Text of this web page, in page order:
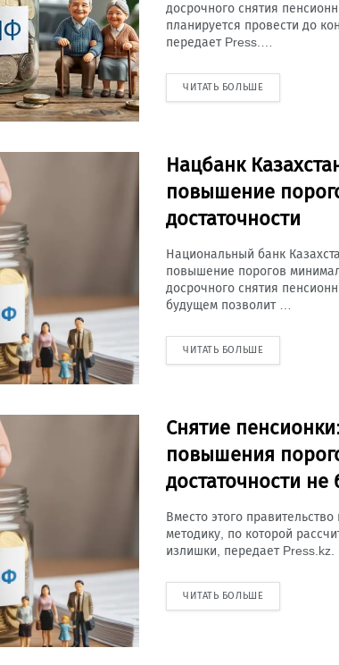
досрочного снятия
планируется провести до
передает Press.…
ЧИТАТЬ БОЛЬШЕ
Нацбанк
повышение
достаточности
Национальный банк
повышение порогов
досрочного снятия
будущем позволит …
ЧИТАТЬ БОЛЬШЕ
Снятие
повышения
достаточности не
Вместо этого
методику, по которой
излишки, передает Press.kz.
ЧИТАТЬ БОЛЬШЕ